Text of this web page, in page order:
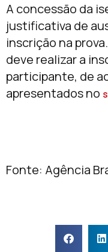
A concessão da
justificativa de
inscrição na
deve realizar a
participante, de
apresentados no
Fonte: Agência